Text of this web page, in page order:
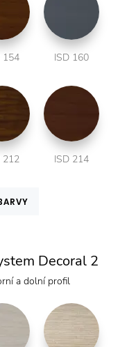
154 ISD 160
212 ISD 214
Decoral 2
a dolní profil